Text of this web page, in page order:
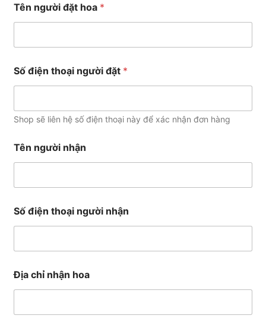
Tên người đặt hoa *
Số điện thoại người đặt *
Shop sẽ liên hệ số điện thoại này để xác nhận đơn hàng
c
h
o
p
Tên người nhận
Số điện thoại người nhận
Địa chỉ nhận hoa